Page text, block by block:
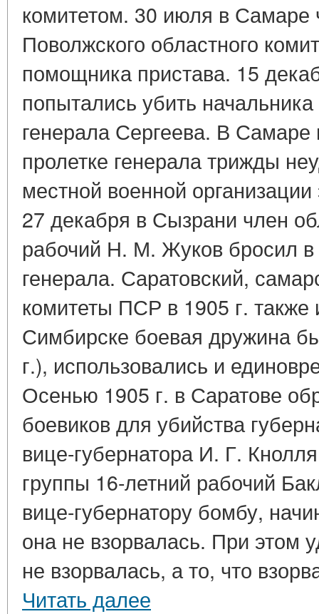
комитетом. 30 июля в Самаре
Поволжского областного
помощника пристава. 15
попытались убить
генерала Сергеева. В Самаре
пролетке генерала трижды
местной военной
27 декабря в Сызрани член
рабочий Н. М. Жуков бросил в
генерала. Саратовский,
комитеты ПСР в 1905 г.
Симбирске боевая дружина
г.), использовались и
Осенью 1905 г. в Саратове
боевиков для убийства
вице-губернатора И. Г.
группы 16-летний рабочий
вице-губернатору бомбу,
она не взорвалась. При этом
не взорвалась, а то, что
Читать далее